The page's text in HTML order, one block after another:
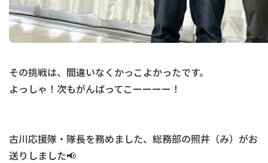
その挑戦は、間違いなくかっこよかったです。
よっしゃ！次もがんばってこーーーー！
古川応援隊・隊長を務めました、総務部の照井（み）がお
送りしました📢